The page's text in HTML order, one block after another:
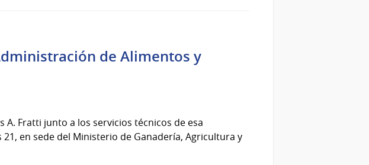
de Alimentos y
A. Fratti junto a los servicios técnicos de esa
21, en sede del Ministerio de Ganadería, Agricultura y